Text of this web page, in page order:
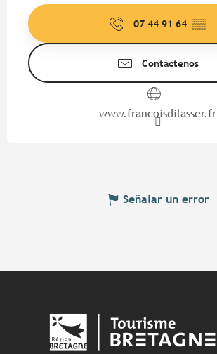
07 44 91 64 ▒▒
Contáctenos
www.francoisdilasser.fr
Señalar un error